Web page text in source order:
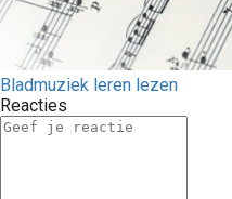
Bladmuziek leren lezen
Reacties